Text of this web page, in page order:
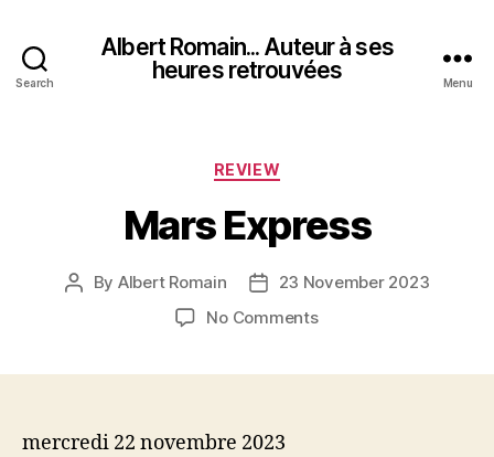
Search
Albert Romain... Auteur à ses
heures retrouvées
Menu
Categories
REVIEW
Mars Express
Post
By Albert Romain
Post23 November 2023
No Commentson
mercredi 22 novembre 2023